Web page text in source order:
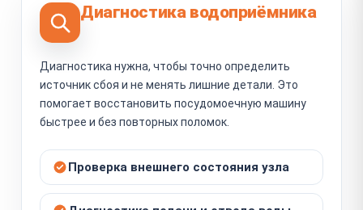
Диагностика водоприёмника
Диагностика нужна, чтобы точно определить
источник сбоя и не менять лишние детали. Это
помогает восстановить посудомоечную машину
быстрее и без повторных поломок.
Проверка внешнего состояния узла